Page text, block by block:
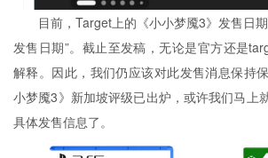
目前，Target上的《小小梦魇3》发售日
发售日期”。截止至发稿，无论是官方还是
解释。因此，我们仍应该对此发售消息保持
小梦魇3》新加坡评级已出炉，或许我们马上
具体发售信息了。